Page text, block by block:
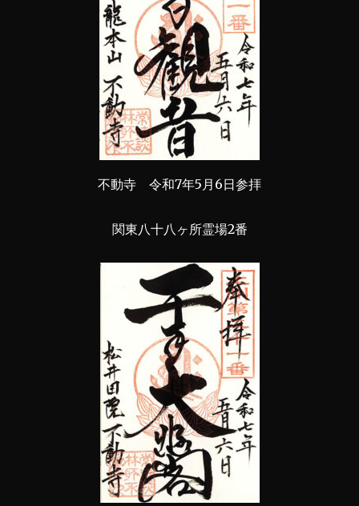
不動寺 令和7年5月6日参拝
関東八十八ヶ所霊場2番